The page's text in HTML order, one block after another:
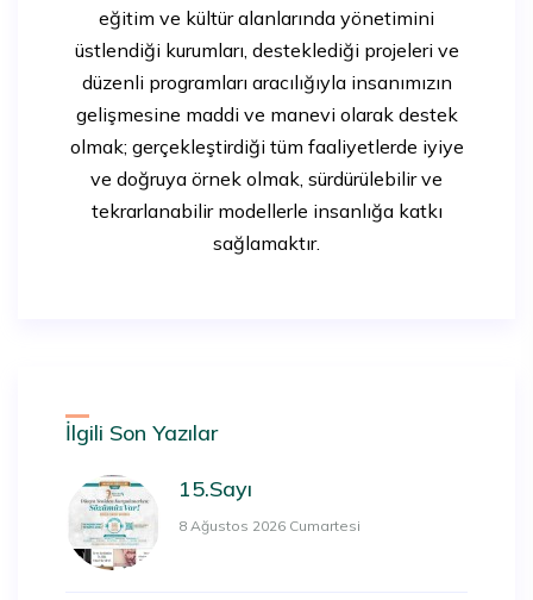
eğitim ve kültür alanlarında yönetimini
üstlendiği kurumları, desteklediği projeleri ve
düzenli programları aracılığıyla insanımızın
gelişmesine maddi ve manevi olarak destek
olmak; gerçekleştirdiği tüm faaliyetlerde iyiye
ve doğruya örnek olmak, sürdürülebilir ve
tekrarlanabilir modellerle insanlığa katkı
sağlamaktır.
İlgili Son Yazılar
15.Sayı
8 Ağustos 2026 Cumartesi